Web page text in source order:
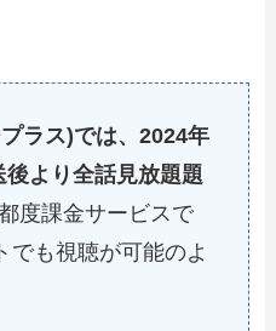
ラス)では、2024年
より全話見放題題
度課金サービスで
でも視聴が可能のよ